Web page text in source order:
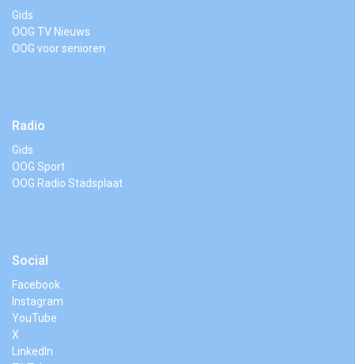
Gids
OOG TV Nieuws
OOG voor senioren
Radio
Gids
OOG Sport
OOG Radio Stadsplaat
Social
Facebook
Instagram
YouTube
X
LinkedIn